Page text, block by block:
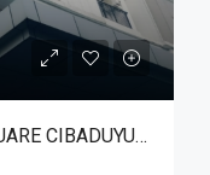
INVESTASI PASTI CUAN! M SQUARE CIBADUYUT DEKAT MEKARWANGI